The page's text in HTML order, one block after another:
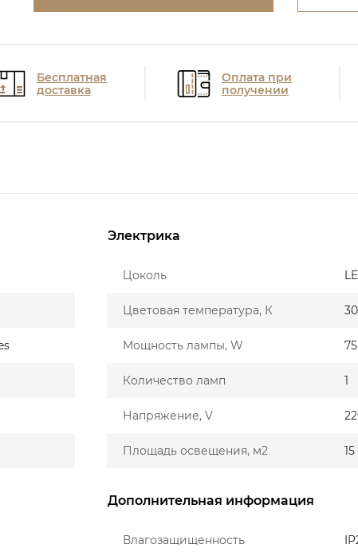
Бесплатная
доставка
Оплата при
получении
Электрика
Цоколь
Цветовая температура, К
Мощность лампы, W 75
Количество ламп 1
Напряжение, V
Площадь освещения, м2 15
Дополнительная информация
Влагозащищенность